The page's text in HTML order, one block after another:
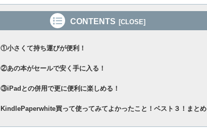
CONTENTS
①小さくて持ち運びが便利！
②あの本がセールで安く手に入る！
③iPadとの併用で更に便利に楽しめる！
KindlePaperwhite買って使ってみてよかったこと！ベスト３！まとめ